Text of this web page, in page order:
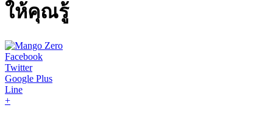
ให้คุณรู้
Facebook
Twitter
Google Plus
Line
+